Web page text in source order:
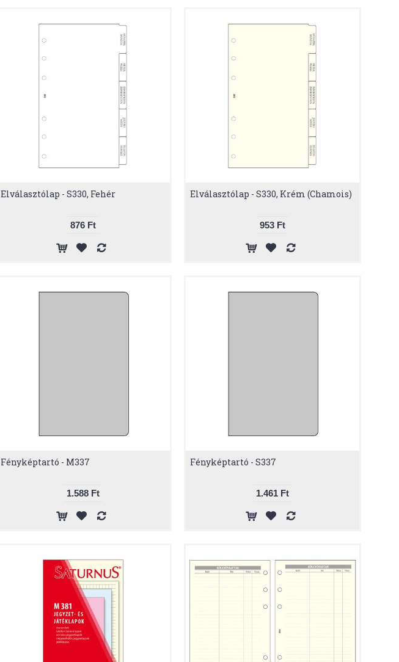
Elválasztólap - S330, Fehér
876 Ft
Elválasztólap - S330, Krém (Chamois)
953 Ft
Fényképtartó - M337
1.588 Ft
Fényképtartó - S337
1.461 Ft